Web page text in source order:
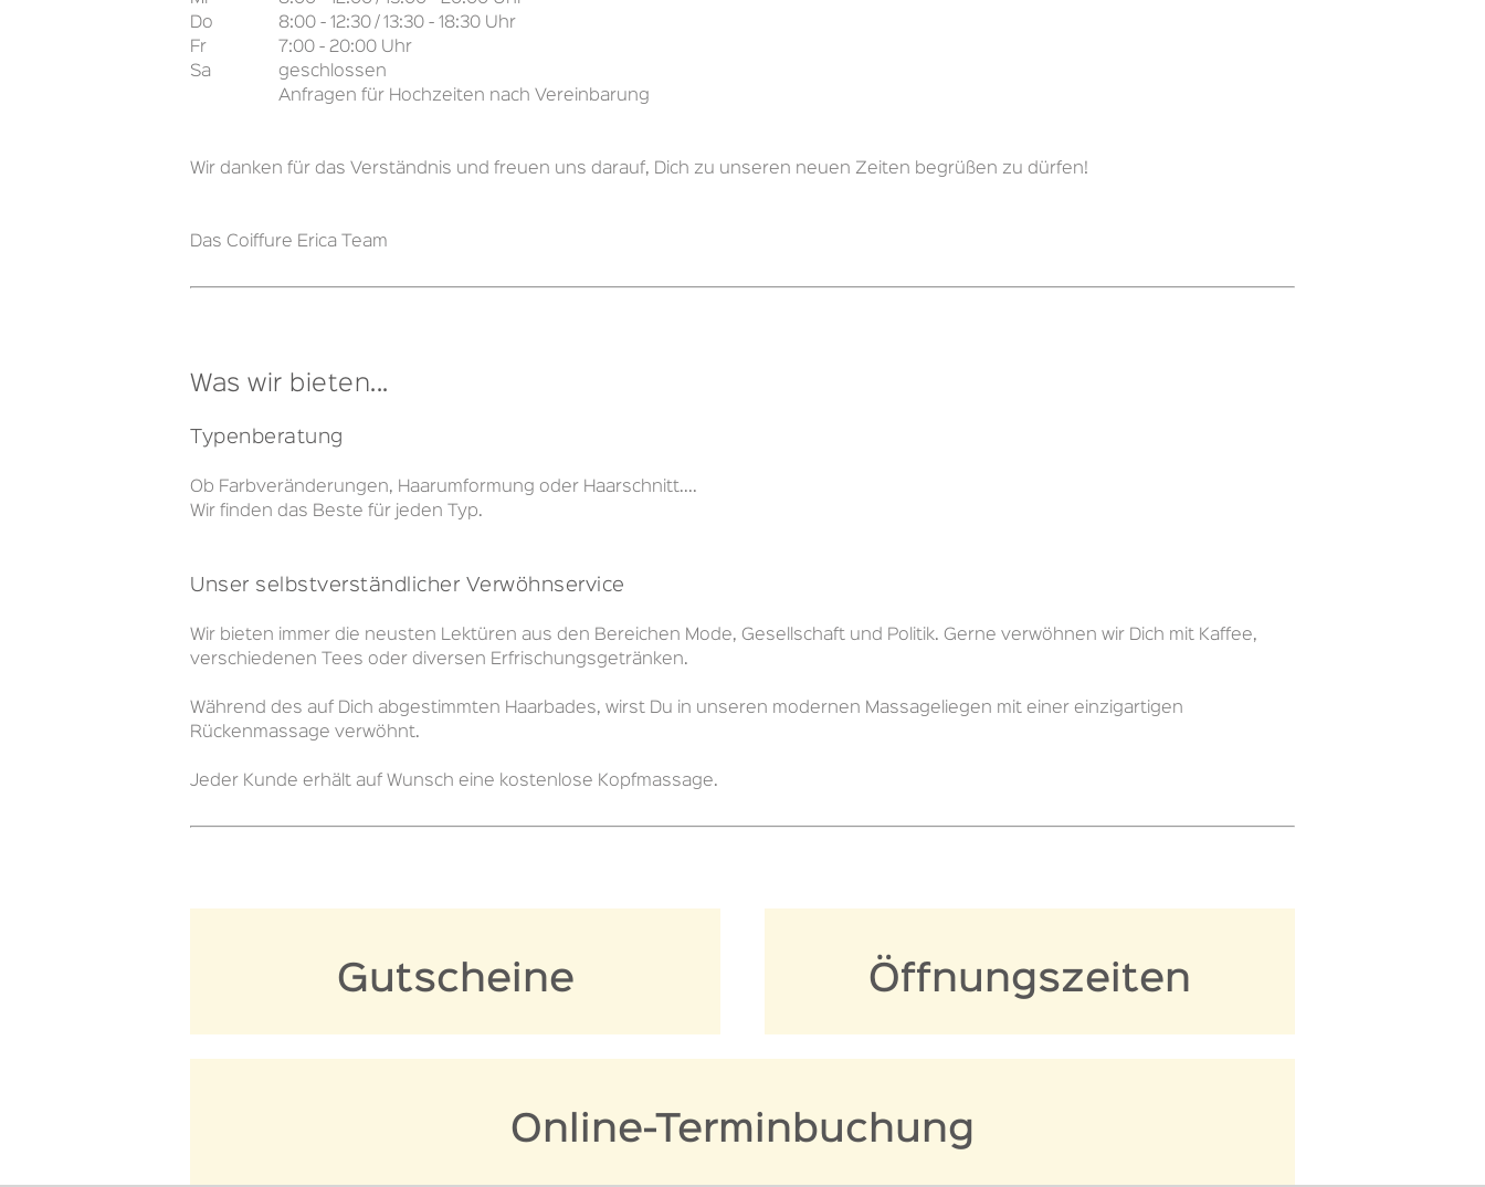
Do
8:00 - 12:30 / 13:30 - 18:30 Uhr
Fr
7:00 - 20:00 Uhr
Sa
geschlossen
Anfragen für Hochzeiten nach Vereinbarung
Wir danken für das Verständnis und freuen uns darauf, Dich zu unseren neuen Zeiten begrüßen zu dürfen!
Das Coiffure Erica Team
Was wir bieten...
Typenberatung
Ob Farbveränderungen, Haarumformung oder Haarschnitt....
Wir finden das Beste für jeden Typ.
Unser selbstverständlicher Verwöhnservice
Wir bieten immer die neusten Lektüren aus den Bereichen Mode, Gesellschaft und Politik. Gerne verwöhnen wir Dich mit Kaffee,
verschiedenen Tees oder diversen Erfrischungsgetränken.
Während des auf Dich abgestimmten Haarbades, wirst Du in unseren modernen Massageliegen mit einer einzigartigen
Rückenmassage verwöhnt.
Jeder Kunde erhält auf Wunsch eine kostenlose Kopfmassage.
Gutscheine Öffnungszeiten
Online-Terminbuchung